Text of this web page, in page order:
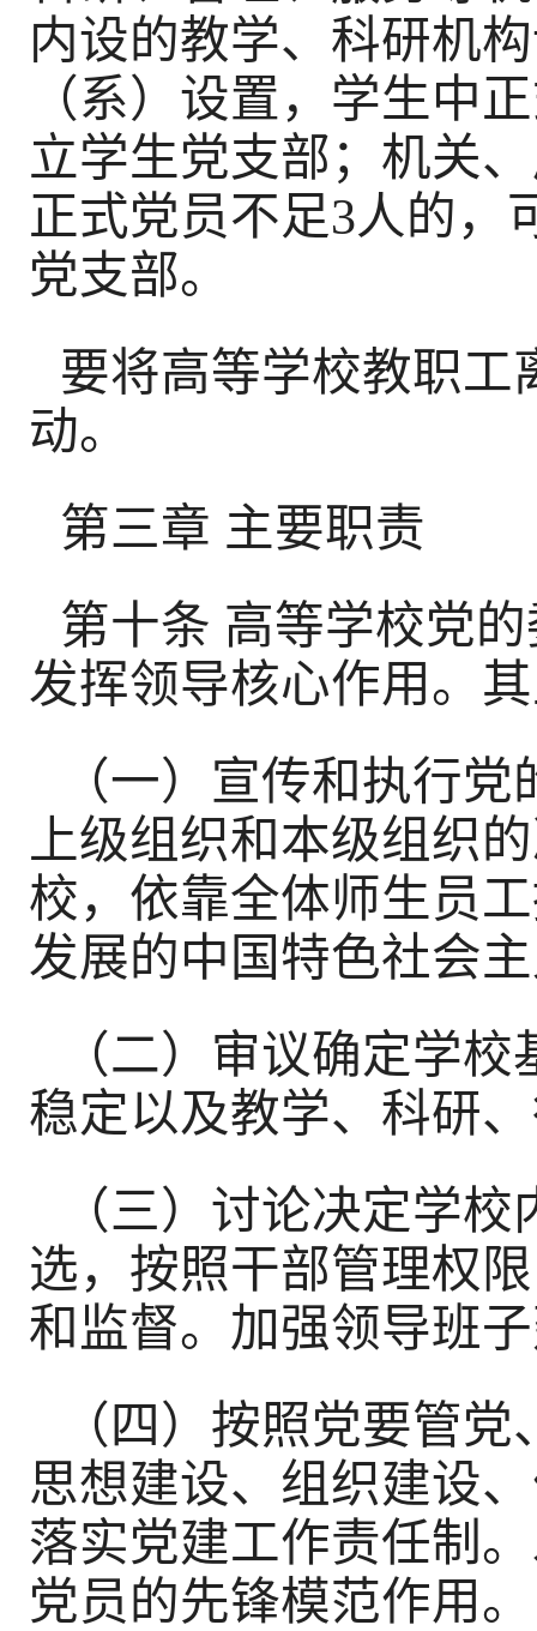
内设的教学、科研机
（系）设置，学生中
立学生党支部；机关
正式党员不足3人的，
党支部。
要将高等学校教职工
动。
第三章 主要职责
第十条 高等学校党
发挥领导核心作用。
（一）宣传和执行
上级组织和本级组织
校，依靠全体师生员
发展的中国特色社会
（二）审议确定学
稳定以及教学、科研
（三）讨论决定学
选，按照干部管理权
和监督。加强领导班
（四）按照党要管
思想建设、组织建设
落实党建工作责任制
党员的先锋模范作用。